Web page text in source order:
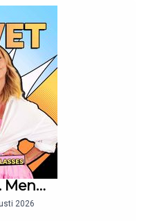
är det egentligen
barndomen? Sen var
mens också,
Men…
2026